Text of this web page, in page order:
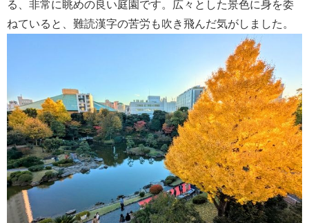
る、非常に眺めの良い庭園です。広々とした景色に身を委
ねていると、難読漢字の苦労も吹き飛んだ気がしました。